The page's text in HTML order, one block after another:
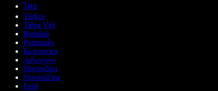
ไทย
Türkçe
Tiếng Việt
Română
Português
Български
ქართული
Slovenčina
Slovenščina
Eesti